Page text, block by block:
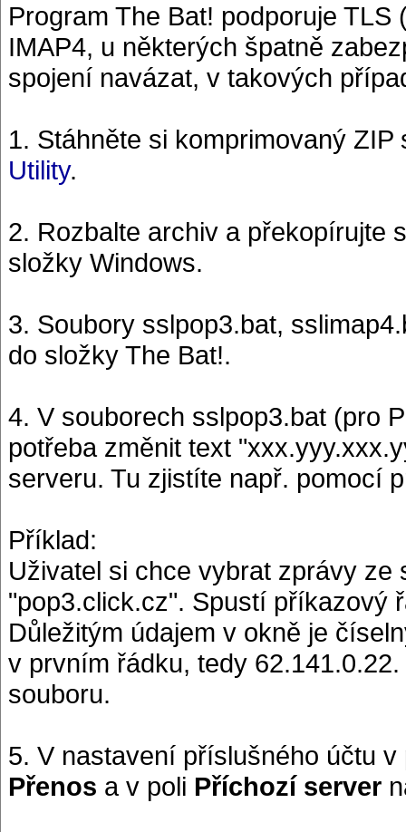
Program The Bat! podporuje
IMAP4, u některých špatně
spojení navázat, v takových
1. Stáhněte si komprimovaný
Utility.
2. Rozbalte archiv a překopírujte
složky Windows.
3. Soubory sslpop3.bat,
do složky The Bat!.
4. V souborech sslpop3.bat (pro
potřeba změnit text
serveru. Tu zjistíte např. pomocí
Příklad:
Uživatel si chce vybrat zprávy
"pop3.click.cz". Spustí příkazový
Důležitým údajem v okně je
v prvním řádku, tedy
souboru.
5. V nastavení příslušného účtu
Přenos a v poli Příchozí server